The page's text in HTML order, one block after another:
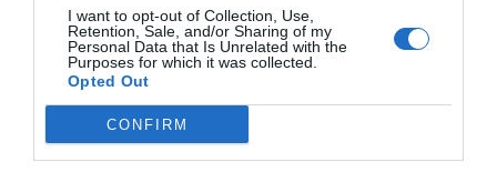
I want to opt-out of Collection, Use,
Retention, Sale, and/or Sharing of my
Personal Data that Is Unrelated with the
Purposes for which it was collected.
Opted Out
CONFIRM